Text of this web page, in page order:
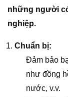
những người
nghiệp.
Chuẩn bị:
Đảm bảo
như đồng
nước, v.v.